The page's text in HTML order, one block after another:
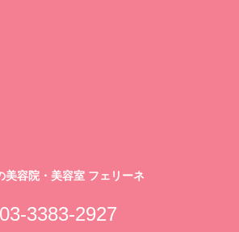
美容院・美容室 フェリーネ
03-3383-2927